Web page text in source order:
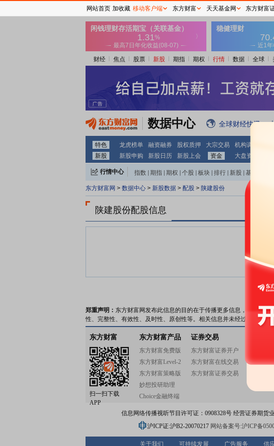
财经 焦点 股票 新股 期指 期权 行情 数据 全球
数据中心 全球财经快讯
特色 龙虎榜单 融资融券 股权质押 大宗交易 机构调研
新股
新股申购 新股日历 新股上会 资金 大盘资金
行情中心 指数 期指 期权 个股 板块 排行 新股 基金
东方财富网 > 数据中心 > 新股数据 > 配股 > 陕建股份
陕建股份配股信息
郑重声明： 东方财富网发布此信息的目的在于传播更多信息，与本站
性、完整性、有效性、及时性、原创性等。相关信息并未经过本网站证
东方财富
扫一扫下载
APP
东方财富产品
东方财富免费版
东方财富Level-2
东方财富策略版
妙想投研助理
Choice金融终端
证券交易
东方财富证券开户
东方财富在线交易
东方财富证券交易
东方
东方
信息网络传播视听节目许可证：0908328号 经营证券期货
沪ICP证:沪B2-20070217 网站备案号:沪ICP备
关于我们 可持续发展 广告服务 供
网站首页 加收藏 移动客户端 东方财富 天天基金网 东方财富